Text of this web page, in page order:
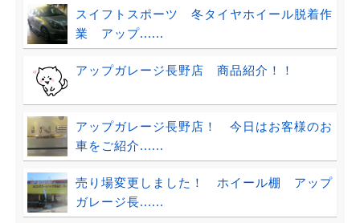
スイフトスポーツ 冬タイヤホイール脱着作
業 アップ......
アップガレージ長野店 商品紹介！！
アップガレージ長野店！ 今日はお客様のお
車をご紹介......
売り場変更しました！ ホイール棚 アップ
ガレージ長......